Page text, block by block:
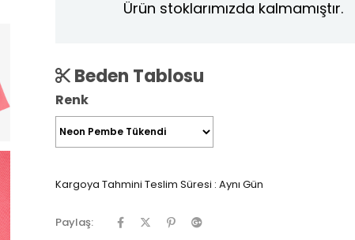
Ürün stoklarımızda kalmamıştır.
Beden Tablosu
Renk
Kargoya Tahmini Teslim Süresi : Aynı Gün
Paylaş: